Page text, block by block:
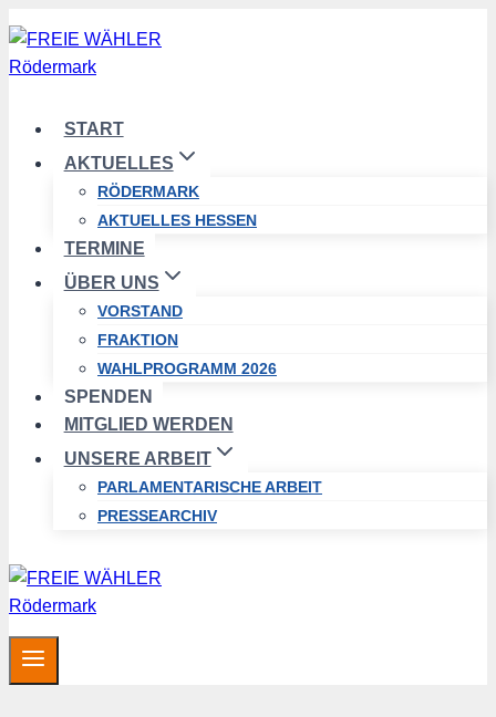
Zum
Inhalt
springen
START
AKTUELLES
RÖDERMARK
AKTUELLES HESSEN
TERMINE
ÜBER UNS
VORSTAND
FRAKTION
WAHLPROGRAMM 2026
SPENDEN
MITGLIED WERDEN
UNSERE ARBEIT
PARLAMENTARISCHE ARBEIT
PRESSEARCHIV